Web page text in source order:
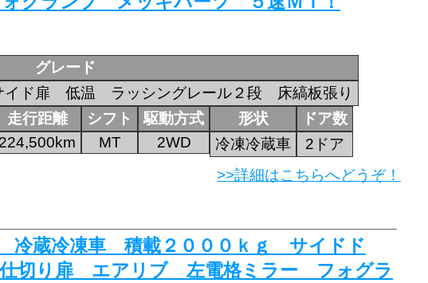
グレード
ド扉 低温 ラッシングレール２段 床縞板張り
走行距離
224,500km
シフト
MT
駆動方式
2WD
形状
冷凍冷蔵車
ドア数
2ドア
>>詳細はこちらへどうぞ！
蔵冷凍車 積載２０００ｋｇ サイドド
切り扉 エアリブ 左電格ミラー フォグラ